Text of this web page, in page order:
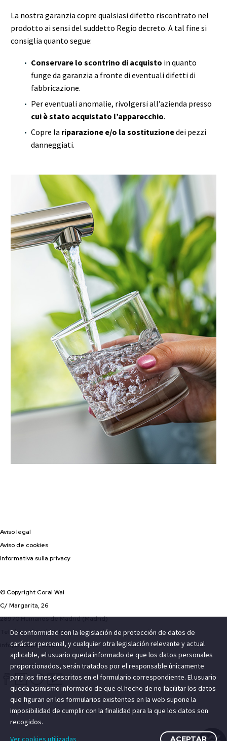
La nostra garanzia copre qualsiasi difetto riscontrato nel
prodotto ai sensi del suddetto Regio decreto. A tal fine si
consiglia quanto segue:
Conservare lo scontrino di acquisto in quanto
funge da garanzia a fronte di eventuali difetti di
fabbricazione.
Per eventuali anomalie, rivolgersi all’azienda presso
cui è stato acquistato l’apparecchio.
Copre la riparazione e/o la sostituzionedei pezzi
danneggiati.
Aviso legal
Aviso de cookies
Informativa sulla privacy
© Copyright Coral Wai
C/ Margarita, 26
28970 Humanes de Madrid (Madrid)
Teléfono: 900 820 300
info@coralwai.com
De conformidad con la legislación de protección de datos de
carácter personal, y cualquier otra legislación relevante y actual
aplicable, el usuario queda informado de que los datos personales
proporcionados, serán tratados por el responsable únicamente
para los fines descritos en el formulario correspondiente. El usuario
queda asimismo informado de que el hecho de no facilitar los datos
que figuran en los formularios existentes en la web supone la
imposibilidad de cumplir con la finalidad para la que los datos son
recogidos.
Ver cookies utilizadas
ACEPTAR